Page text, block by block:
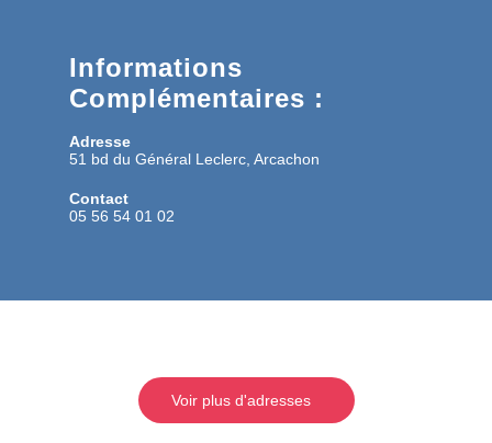
Informations
Complémentaires :
Adresse
51 bd du Général Leclerc, Arcachon
Contact
05 56 54 01 02
Voir plus d'adresses